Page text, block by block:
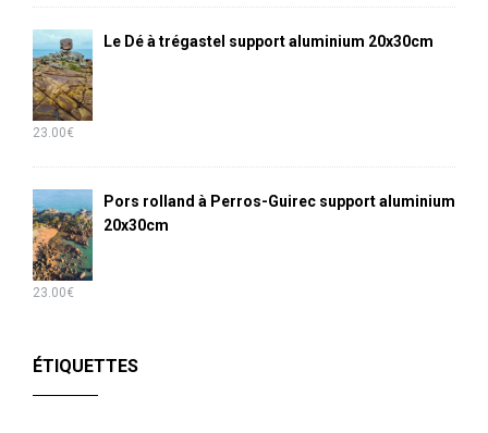
Le Dé à trégastel support aluminium 20x30cm
23.00€
Pors rolland à Perros-Guirec support aluminium
20x30cm
23.00€
ÉTIQUETTES